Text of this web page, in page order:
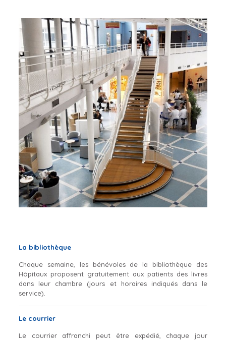
La bibliothèque
Chaque semaine, les bénévoles de la bibliothèque des
Hôpitaux proposent gratuitement aux patients des livres
dans leur chambre (jours et horaires indiqués dans le
service).
Le courrier
Le courrier affranchi peut être expédié, chaque jour